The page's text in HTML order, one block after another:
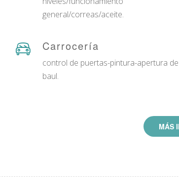
general/correas/aceite.
Carrocería
control de puertas-pintura-apertura de
baul.
MÁS